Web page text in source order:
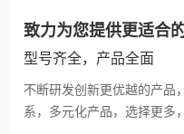
致力为您提供更适合
型号齐全，产品全面
不断研发创新更优越的产品
系，多元化产品，选择更多